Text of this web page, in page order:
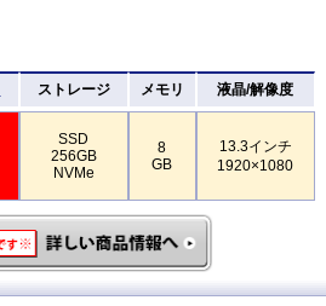
ストレージ メモリ 液晶/解像度
SSD
256GB
NVMe
8
GB
13.3インチ
1920×1080